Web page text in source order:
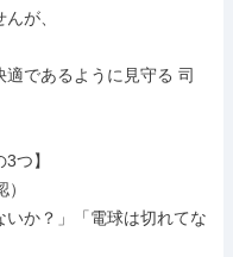
が、
であるように見守る 司
つ】
いか？」「電球は切れてな